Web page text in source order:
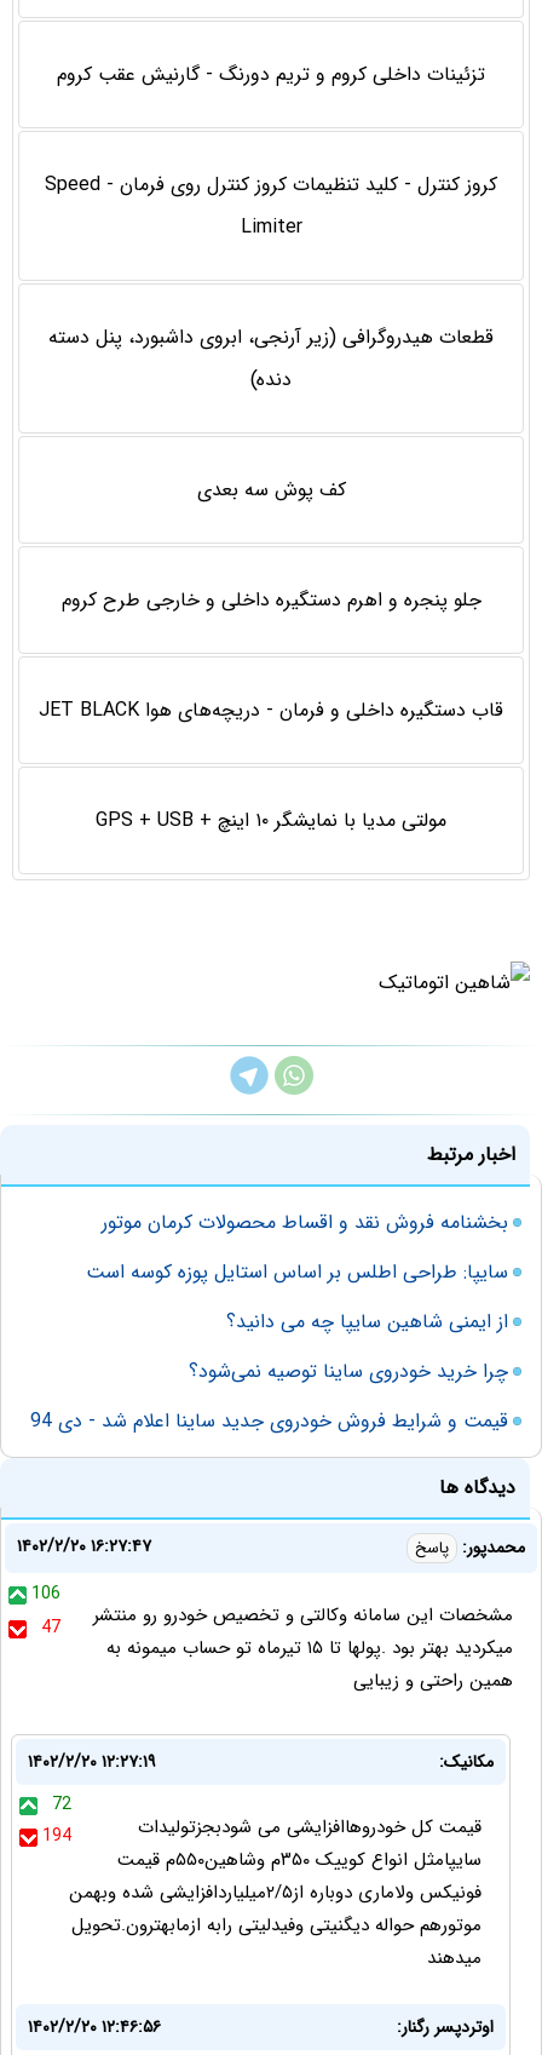
تزئينات داخلی كروم و تريم دورنگ - گارنيش عقب كروم
کروز کنترل - کلید تنظیمات کروز کنترل روی فرمان - Speed
Limiter
قطعات هيدروگرافی (زير آرنجی، ابروی داشبورد، پنل دسته
دنده)
كف پوش سه بعدی
جلو پنجره و اهرم دستگيره داخلی و خارجی طرح كروم
قاب دستگيره داخلی و فرمان - دريچه‌های هوا JET BLACK
مولتی مدیا با نمایشگر ۱۰ اینچ + GPS + USB
اخبار مرتبط
بخشنامه فروش نقد و اقساط محصولات کرمان موتور
سایپا: طراحی اطلس بر اساس استایل پوزه کوسه است
از ایمنی شاهین سایپا چه می دانید؟
چرا خرید خودروی ساینا توصیه نمی‌شود؟
قیمت و شرایط فروش خودروی جدید ساینا اعلام شد - دی 94
دیدگاه ها
محمدپور: پاسخ
۱۴۰۲/۲/۲۰ ۱۶:۲۷:۴۷
106
47
مشخصات این سامانه وکالتی و تخصیص خودرو رو منتشر
میکردید بهتر بود .پولها تا ۱۵ تیرماه تو حساب میمونه به
همین راحتی و زیبایی
مکانیک:
۱۴۰۲/۲/۲۰ ۱۲:۲۷:۱۹
72
194
قیمت کل خودروهاافزایشی می شودبجزتولیدات
سایپامثل انواع کوییک ۳۵۰م وشاهین۵۵۰م قیمت
فونیکس ولاماری دوباره از۲/۵میلیاردافزایشی شده وبهمن
موتورهم حواله دیگنیتی وفیدلیتی رابه ازمابهترون.تحویل
میدهند
اوتردپسر رگنار:
۱۴۰۲/۲/۲۰ ۱۲:۴۶:۵۶